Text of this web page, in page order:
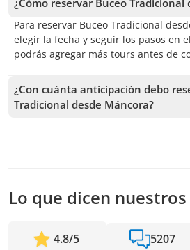
¿Cómo reservar Buceo Tradicional
Para reservar Buceo Tradicional
elegir la fecha y seguir los pasos en
podrás agregar más tours antes de
¿Con cuánta anticipación debo
Tradicional desde Máncora?
Lo que dicen
4.8/5 5207